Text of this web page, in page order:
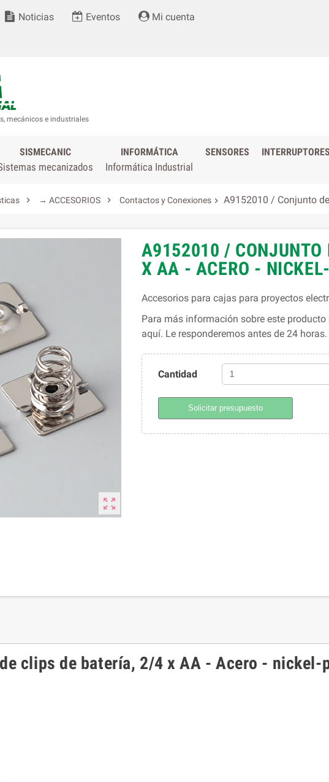
Noticias Eventos Mi cuenta
mecánicos e industriales
SISMECANIC
mecanizados
INFORMÁTICA
Informática Industrial
SENSORES INTERRUPTORES
 → ACCESORIOS  Contactos y Conexiones  A9152010 / Conjunto

A9152010 / CONJUNTO
X AA - ACERO -
Accesorios para cajas para proyectos
Para más información sobre este
aquí. Le responderemos antes de 24
Cantidad
Solicitar presupuesto
clips de batería, 2/4 x AA - Acero - nickel-